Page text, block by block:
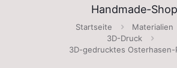
Handmade-Shop
Startseite
Materialien
3D-Druck
3D-gedrucktes Osterhasen-